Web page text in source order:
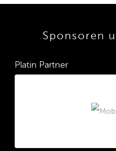
Sponsoren
Platin Partner